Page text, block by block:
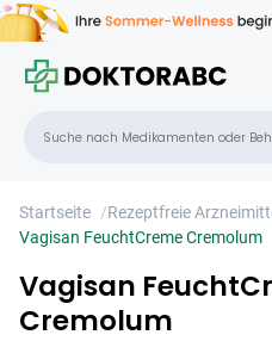
Startseite /Rezeptfreie
Vagisan FeuchtCreme Cremolum
Vagisan
Cremolum